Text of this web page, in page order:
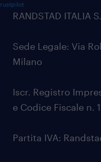
RANDSTAD ITALIA
Sede Legale: Via
Milano
Iscr. Registro
e Codice Fiscale n.
Partita IVA: